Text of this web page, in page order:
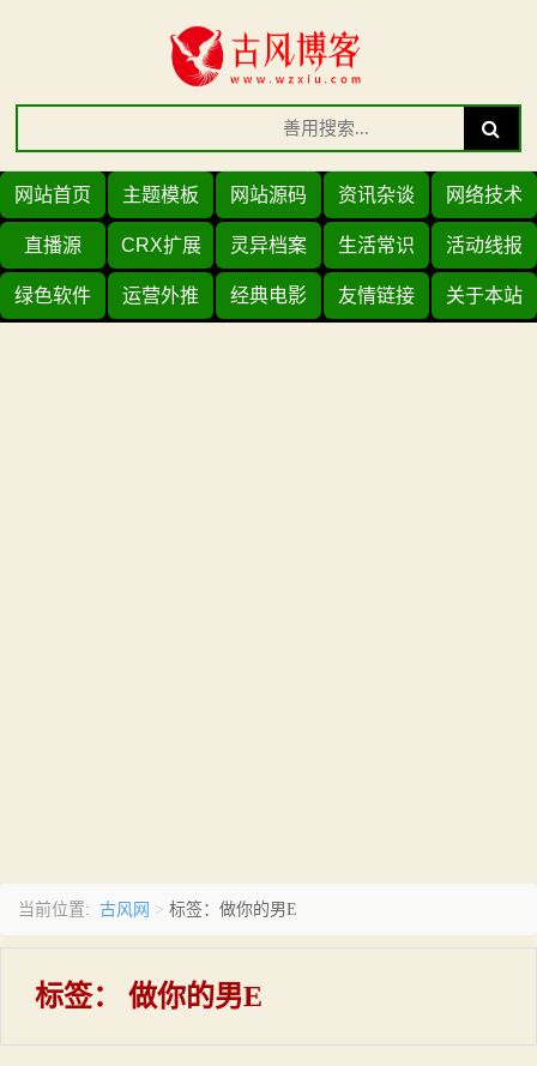
Search
for:
Search
网站首页 主题模板 网站源码 资讯杂谈 网络技术
直播源 CRX扩展 灵异档案 生活常识 活动线报
绿色软件 运营外推 经典电影 友情链接 关于本站
当前位置: 古风网 > 标签：做你的男E
标签： 做你的男E